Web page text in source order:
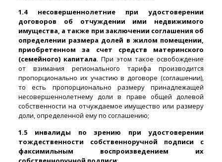
1.4 несовершеннолетние при удостоверении
договоров об отчуждении ими недвижимого
имущества, а также при заключении соглашения об
определении размера долей в жилом помещении,
приобретенном за счет средств материнского
(семейного) капитала. При этом такое освобождение
от взимания регионального тарифа производится
пропорционально их участию в договоре (соглашении),
то есть пропорционально размеру принадлежащей
несовершеннолетнему доли в праве общей долевой
собственности на отчуждаемое имущество или размеру
доли, определенной ему по соглашению;
1.5 инвалиды по зрению при удостоверении
тождественности собственноручной подписи с
факсимильным воспроизведением их